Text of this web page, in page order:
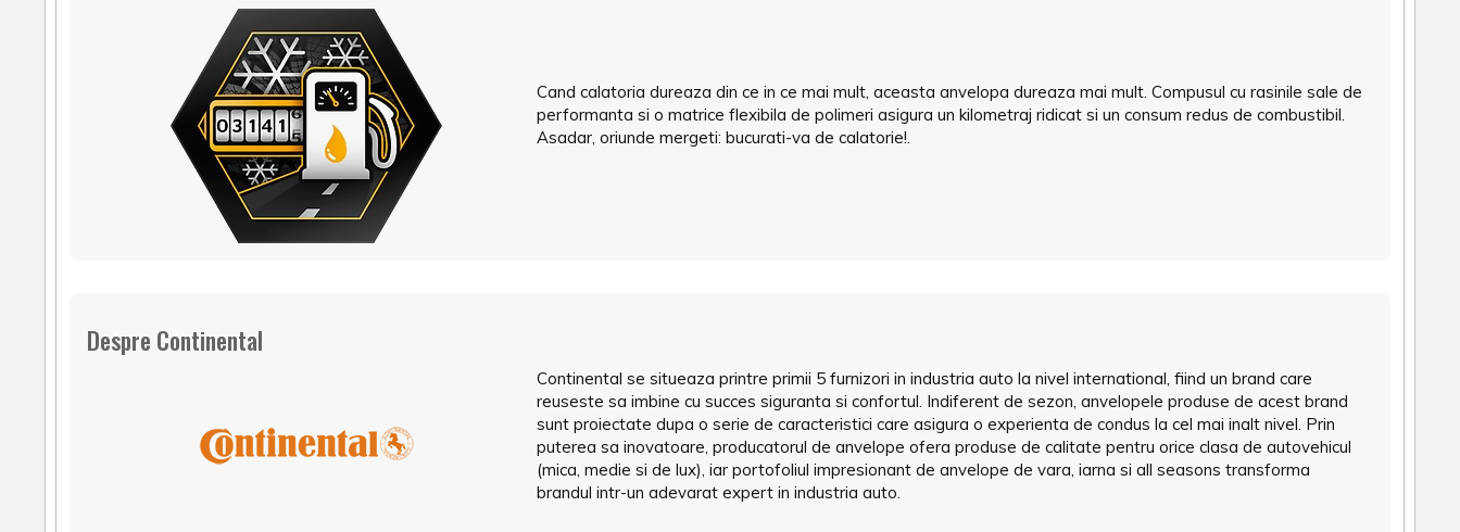
Cand calatoria dureaza din ce in ce mai mult, aceasta anvelopa dureaza mai mult. Compusul cu rasinile sale de
performanta si o matrice flexibila de polimeri asigura un kilometraj ridicat si un consum redus de combustibil.
Asadar, oriunde mergeti: bucurati-va de calatorie!.
Despre Continental
Continental se situeaza printre primii 5 furnizori in industria auto la nivel international, fiind un brand care
reuseste sa imbine cu succes siguranta si confortul. Indiferent de sezon, anvelopele produse de acest brand
sunt proiectate dupa o serie de caracteristici care asigura o experienta de condus la cel mai inalt nivel. Prin
puterea sa inovatoare, producatorul de anvelope ofera produse de calitate pentru orice clasa de autovehicul
(mica, medie si de lux), iar portofoliul impresionant de anvelope de vara, iarna si all seasons transforma
brandul intr-un adevarat expert in industria auto.